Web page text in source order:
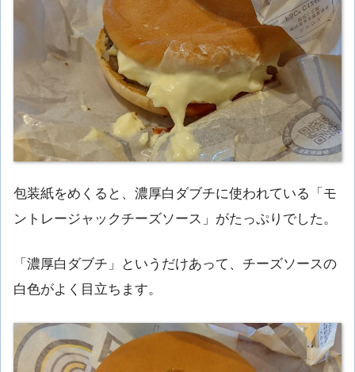
包装紙をめくると、濃厚白ダブチに使われている「モ
ントレージャックチーズソース」がたっぷりでした。
「濃厚白ダブチ」というだけあって、チーズソースの
白色がよく目立ちます。